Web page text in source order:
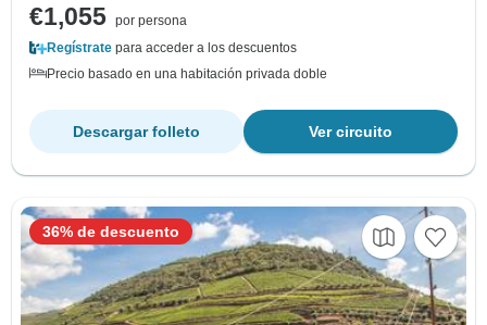
€1,055 por persona
Regístrate para acceder a los descuentos
Precio basado en una habitación privada doble
Ver circuito
Descargar folleto
36% de descuento